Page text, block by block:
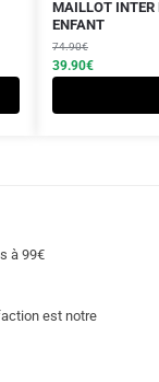
MAILLOT INTER
ENFANT
74.90€
Le
prix
initial
était :
39.90€
Le
prix
actuel
est :
Ce
produit
a
plusieurs
variations.
page
à 99€
est notre